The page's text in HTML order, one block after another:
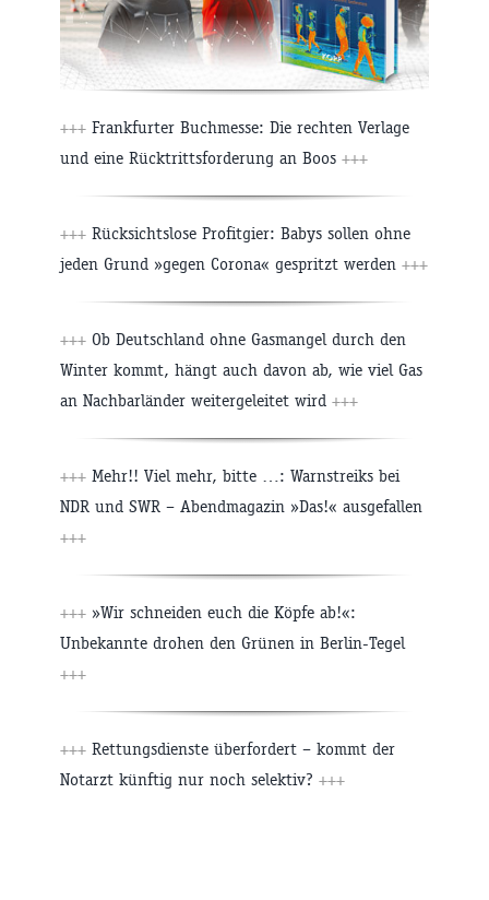
+++ Frankfurter Buchmesse: Die rechten Verlage
und eine Rücktrittsforderung an Boos +++
+++ Rücksichtslose Profitgier: Babys sollen ohne
jeden Grund »gegen Corona« gespritzt werden +++
+++ Ob Deutschland ohne Gasmangel durch den
Winter kommt, hängt auch davon ab, wie viel Gas
an Nachbarländer weitergeleitet wird +++
+++ Mehr!! Viel mehr, bitte …: Warnstreiks bei
NDR und SWR – Abendmagazin »Das!« ausgefallen
+++
+++ »Wir schneiden euch die Köpfe ab!«:
Unbekannte drohen den Grünen in Berlin-Tegel
+++
+++ Rettungsdienste überfordert – kommt der
Notarzt künftig nur noch selektiv? +++